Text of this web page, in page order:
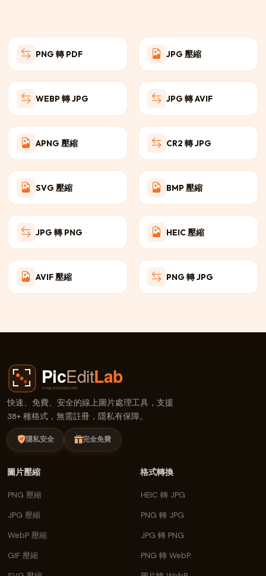
PNG 轉 PDF JPG 壓縮
WEBP 轉 JPG JPG 轉 AVIF
APNG 壓縮 CR2 轉 JPG
SVG 壓縮 BMP 壓縮
JPG 轉 PNG HEIC 壓縮
AVIF 壓縮 PNG 轉 JPG
快速、免費、安全的線上圖片處理工具，支援
38+ 種格式，無需註冊，隱私有保障。
隱私安全 完全免費
圖片壓縮
PNG 壓縮
JPG 壓縮
WebP 壓縮
GIF 壓縮
格式轉換
HEIC 轉 JPG
PNG 轉 JPG
JPG 轉 PNG
PNG 轉 WebP